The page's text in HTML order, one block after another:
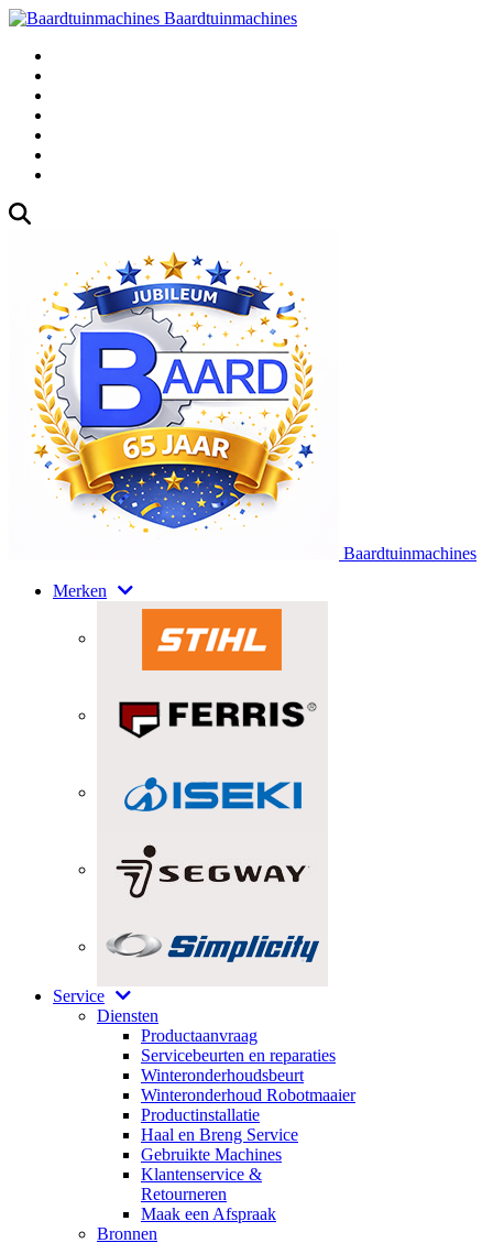
Baardtuinmachines
Baardtuinmachines
Merken
Service
Diensten
Productaanvraag
Servicebeurten en reparaties
Winteronderhoudsbeurt
Winteronderhoud Robotmaaier
Productinstallatie
Haal en Breng Service
Gebruikte Machines
Klantenservice &
Retourneren
Maak een Afspraak
Bronnen